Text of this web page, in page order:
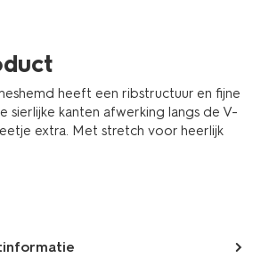
heeft een ribstructuur en fijne
sierlijke kanten afwerking langs de V-
extra. Met stretch voor heerlijk